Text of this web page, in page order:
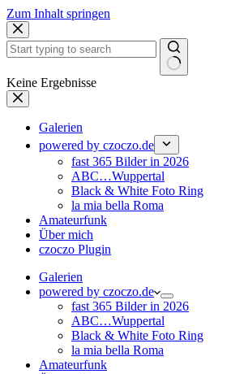
Zum Inhalt springen
Keine Ergebnisse
Galerien
powered by czoczo.de
fast 365 Bilder in 2026
ABC…Wuppertal
Black & White Foto Ring
la mia bella Roma
Amateurfunk
Über mich
czoczo Plugin
Galerien
powered by czoczo.de
fast 365 Bilder in 2026
ABC…Wuppertal
Black & White Foto Ring
la mia bella Roma
Amateurfunk